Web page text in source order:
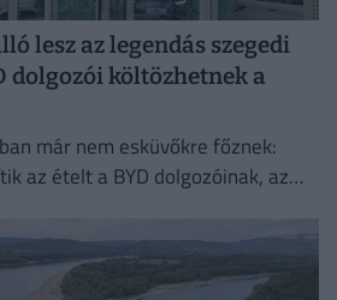
lesz az legendás szegedi
dolgozói költözhetnek a
már nem esküvőkre főznek:
az ételt a BYD dolgozóinak, az